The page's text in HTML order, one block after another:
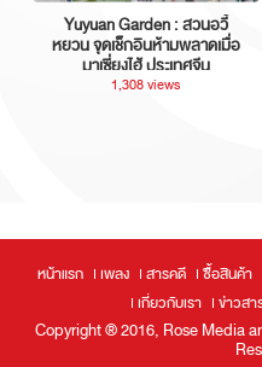
Yuyuan Garden : สวนอวี้
หยวน จุดเช็กอินห้ามพลาดเมื่อ
มาเซี่ยงไฮ้ ประเทศจีน
1,308 views
หน้าแรก เพลง สารคดี ซื้อสินค้า
เกี่ยวกับเรา
ข่าวสา
Copyright ® 2016, Rose Media